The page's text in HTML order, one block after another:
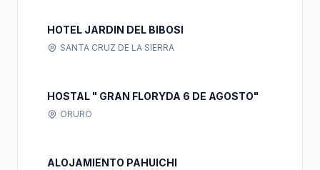
HOTEL JARDIN DEL BIBOSI
SANTA CRUZ DE LA SIERRA
HOSTAL " GRAN FLORYDA 6 DE AGOSTO"
ORURO
ALOJAMIENTO PAHUICHI